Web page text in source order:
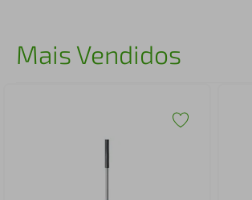
Mais Vendidos